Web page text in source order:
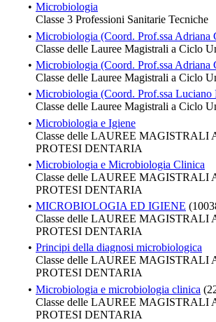
• Microbiologia
Classe 3 Professioni Sanitarie Tecniche
• Microbiologia (Coord. Prof.ssa Adriana
Classe delle Lauree Magistrali a Ciclo
• Microbiologia (Coord. Prof.ssa Adriana
Classe delle Lauree Magistrali a Ciclo
• Microbiologia (Coord. Prof.ssa Luciano
Classe delle Lauree Magistrali a Ciclo
• Microbiologia e Igiene
Classe delle LAUREE
PROTESI DENTARIA
• Microbiologia e Microbiologia Clinica
Classe delle LAUREE
PROTESI DENTARIA
• MICROBIOLOGIA ED IGIENE
Classe delle LAUREE
PROTESI DENTARIA
• Principi della diagnosi microbiologica
Classe delle LAUREE
PROTESI DENTARIA
• Microbiologia e microbiologia clinica
Classe delle LAUREE
PROTESI DENTARIA